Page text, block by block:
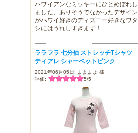
ハワイアンなミッキーにひとめぼれし
ました、ありそうでなかったデザイン
がハワイ好きのディズニー好きなワタ
シにはうれしすぎます！
ララフラ 七分袖 ストレッチTシャツ
ティアレ シャーベットピンク
2021年06月05日: まよまよ 様
評価:
5/5